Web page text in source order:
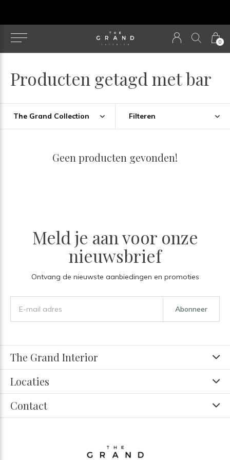
0
Producten getagd met bar
The Grand Collection Filteren
Geen producten gevonden!
Meld je aan voor onze
nieuwsbrief
Ontvang de nieuwste aanbiedingen en promoties
Abonneer
The Grand Interior
Locaties
Contact